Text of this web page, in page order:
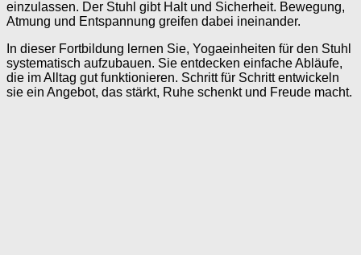
einzulassen. Der Stuhl gibt Halt und Sicherheit. Bewegung,
Atmung und Entspannung greifen dabei ineinander.
In dieser Fortbildung lernen Sie, Yogaeinheiten für den Stuhl
systematisch aufzubauen. Sie entdecken einfache Abläufe,
die im Alltag gut funktionieren. Schritt für Schritt entwickeln
sie ein Angebot, das stärkt, Ruhe schenkt und Freude macht.